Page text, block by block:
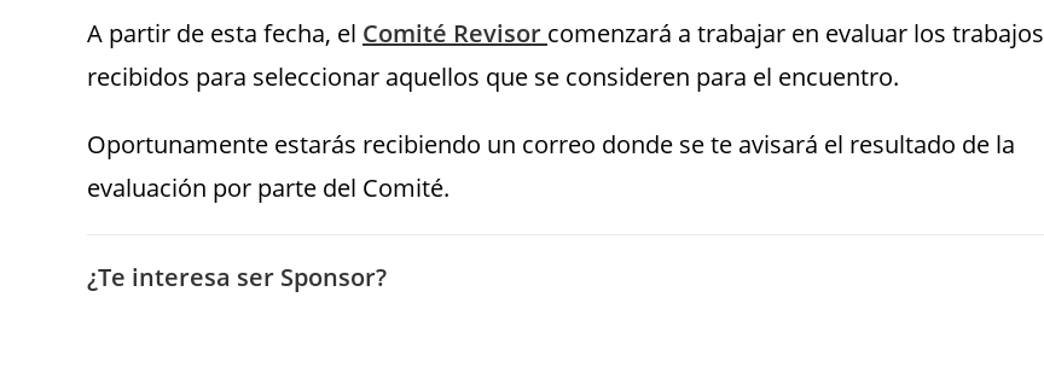
A partir de esta fecha, el Comité Revisor comenzará a trabajar en evaluar los trabajos
recibidos para seleccionar aquellos que se consideren para el encuentro.
Oportunamente estarás recibiendo un correo donde se te avisará el resultado de la
evaluación por parte del Comité.
¿Te interesa ser Sponsor?